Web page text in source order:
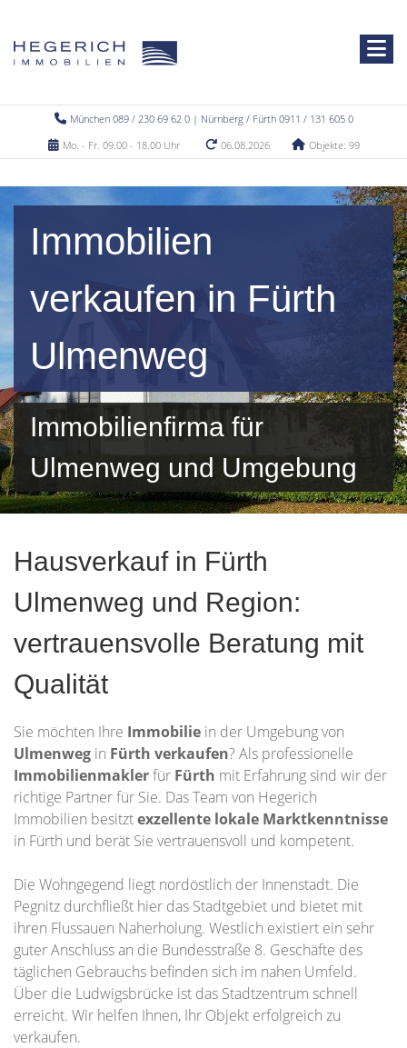
München 089 / 230 69 62 0 | Nürnberg / Fürth 0911 / 131 605 0
Mo. - Fr. 09.00 - 18.00 Uhr
06.08.2026 Objekte: 99
Immobilien
verkaufen in Fürth
Ulmenweg
Immobilienfirma für
Ulmenweg und Umgebung
Hausverkauf in Fürth
Ulmenweg und Region:
vertrauensvolle Beratung mit
Qualität
Sie möchten Ihre Immobilie in der Umgebung von
Ulmenweg in Fürth verkaufen? Als professionelle
Immobilienmaklerfür Fürth mit Erfahrung sind wir der
richtige Partner für Sie. Das Team von Hegerich
Immobilien besitztexzellente lokale Marktkenntnisse
in Fürth und berät Sie vertrauensvoll und kompetent.
Die Wohngegend liegt nordöstlich der Innenstadt. Die
Pegnitz durchfließt hier das Stadtgebiet und bietet mit
ihren Flussauen Naherholung. Westlich existiert ein sehr
guter Anschluss an die Bundesstraße 8. Geschäfte des
täglichen Gebrauchs befinden sich im nahen Umfeld.
Über die Ludwigsbrücke ist das Stadtzentrum schnell
erreicht. Wir helfen Ihnen, Ihr Objekt erfolgreich zu
verkaufen.